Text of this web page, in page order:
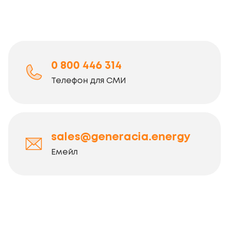
0 800 446 314
Телефон для СМИ
sales@generacia.energy
Емейл